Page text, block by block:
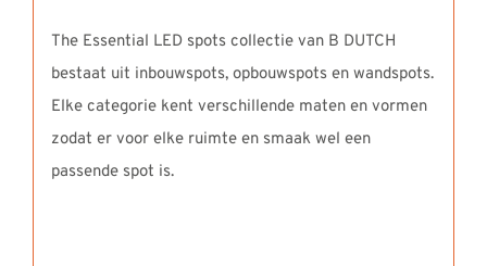
The Essential LED spots collectie van B DUTCH
bestaat uit inbouwspots, opbouwspots en wandspots.
Elke categorie kent verschillende maten en vormen
zodat er voor elke ruimte en smaak wel een
passende spot is.